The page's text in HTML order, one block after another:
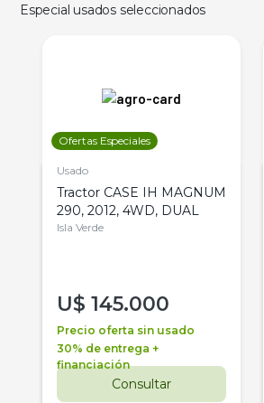
Especial usados seleccionados
Ofertas Especiales
Usado
Tractor CASE IH MAGNUM
290, 2012, 4WD, DUAL
Isla Verde
U$ 145.000
Precio oferta sin usado
30% de entrega +
financiación
Consultar